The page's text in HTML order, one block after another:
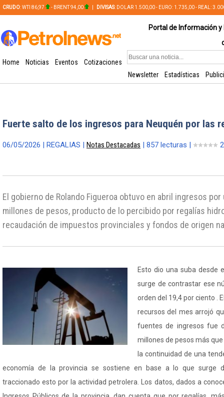
CRUDO: WTI 86,97 - BRENT 94,00 DIVISAS: DOLAR 1.500,00 - EURO: 1.735,00 - REAL:
Portal de Información
Home Noticias Eventos
Cotizaciones
Newsletter
Estadísticas
Fuerte salto de los ingresos para Neuquén por las
06/05/2026 | REGALIAS | Notas Destacadas | 857 lecturas |
El gobierno de Rolando Figueroa obtuvo en abril ingresos
millones de pesos, producto de lo percibido por regalías
recaudación de impuestos provinciales y fondos de origen
Esto dio una suba desde
surge de contrastar ese
orden del 19,4 por ciento .
recursos del mes arrojó
fuentes de ingresos fue
millones de pesos más
la continuidad de una
economía de la provincia se sostiene en base a lo que surge
traccionado esto por la actividad petrolera. Los datos, dados a